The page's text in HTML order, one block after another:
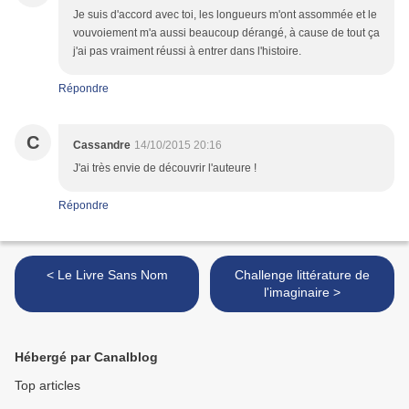
Je suis d'accord avec toi, les longueurs m'ont assommée et le
vouvoiement m'a aussi beaucoup dérangé, à cause de tout ça
j'ai pas vraiment réussi à entrer dans l'histoire.
Répondre
C Cassandre 14/10/2015 20:16
J'ai très envie de découvrir l'auteure !
Répondre
< Le Livre Sans Nom
Challenge littérature de
l'imaginaire >
Hébergé par Canalblog
Top articles